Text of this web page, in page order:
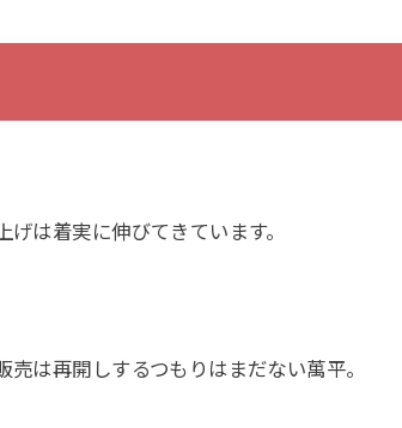
は着実に伸びてきています。
は再開しするつもりはまだない萬平。